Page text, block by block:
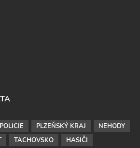
POLICIE PLZEŇSKÝ KRAJ
NEHODY
TACHOVSKO HASIČI